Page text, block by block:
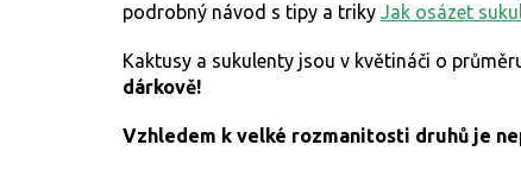
podrobný návod s tipy a triky Jak osázet
Kaktusy a sukulenty jsou v květináči o
dárkově!
Vzhledem k velké rozmanitosti druhů je